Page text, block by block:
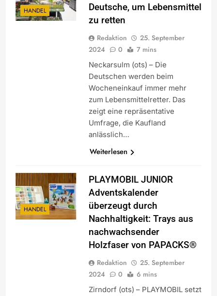
HANDEL
Deutsche, um Lebensmittel
zu retten
Redaktion
25. September
2024
0 7 mins
Neckarsulm (ots) – Die
Deutschen werden beim
Wocheneinkauf immer mehr
zum Lebensmittelretter. Das
zeigt eine repräsentative
Umfrage, die Kaufland
anlässlich…
Weiterlesen
HANDEL
PLAYMOBIL JUNIOR
Adventskalender
überzeugt durch
Nachhaltigkeit: Trays aus
nachwachsender
Holzfaser von PAPACKS®
Redaktion
25. September
2024
0 6 mins
Zirndorf (ots) – PLAYMOBIL setzt